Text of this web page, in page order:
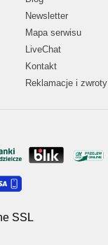
Newsletter
Mapa serwisu
LiveChat
Kontakt
Reklamacje i zwroty
SSL